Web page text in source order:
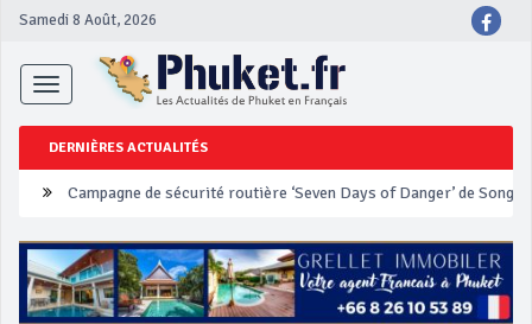
Samedi 8 Août, 2026
Toggle
navigation
DERNIÈRES ACTUALITÉS
Un touriste français blessé en se faisant arracher son collier en
Phuket Peranakan Festival
‘Phuket Eye’ assurera la sécurité pendant Songkran